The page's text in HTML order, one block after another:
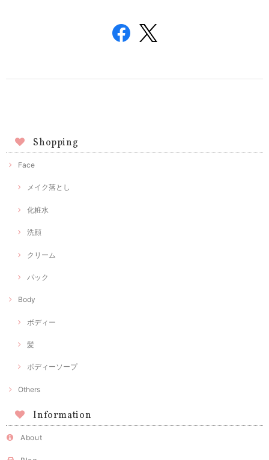
Shopping
Face
メイク落とし
化粧水
洗顔
クリーム
パック
Body
ボディー
髪
ボディーソープ
Others
Information
About